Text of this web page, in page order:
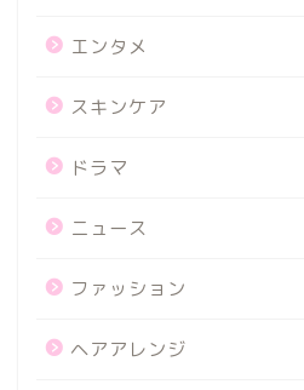
エンタメ
スキンケア
ドラマ
ニュース
ファッション
ヘアアレンジ